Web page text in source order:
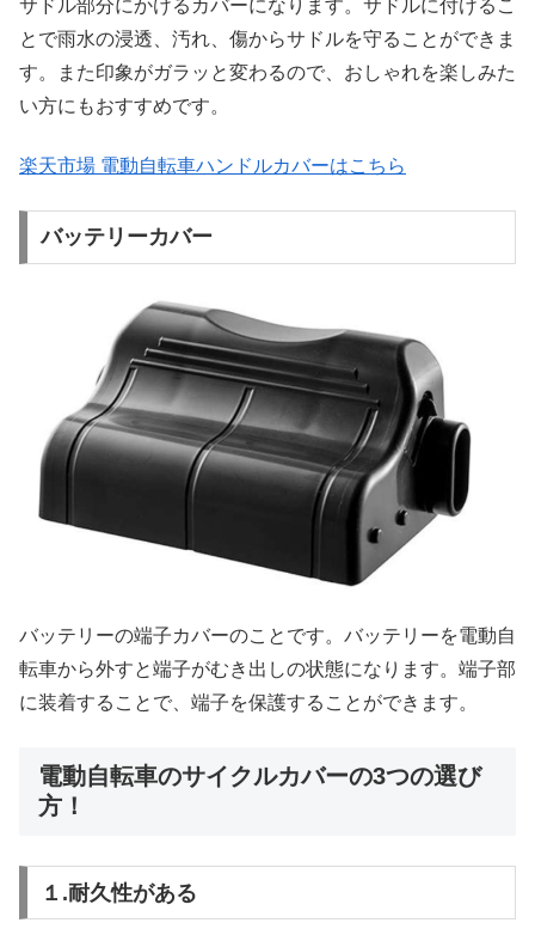
サドル部分にかけるカバーになります。サドルに付けるこ
とで雨水の浸透、汚れ、傷からサドルを守ることができま
す。また印象がガラッと変わるので、おしゃれを楽しみた
い方にもおすすめです。
楽天市場 電動自転車ハンドルカバーはこちら
バッテリーカバー
バッテリーの端子カバーのことです。バッテリーを電動自
転車から外すと端子がむき出しの状態になります。端子部
に装着することで、端子を保護することができます。
電動自転車のサイクルカバーの3つの選び
方！
１.耐久性がある